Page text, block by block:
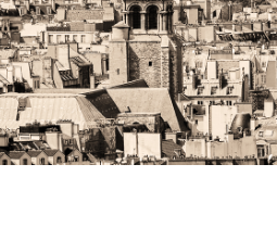
GARANTIR